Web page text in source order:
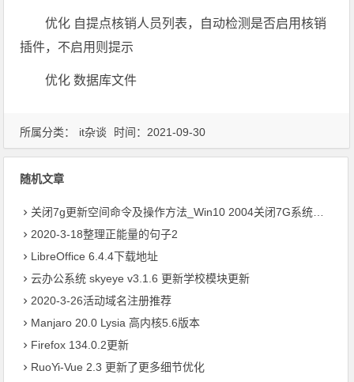
优化 自提点核销人员列表，自动检测是否启用核销
插件，不启用则提示
优化 数据库文件
所属分类： it杂谈 时间：2021-09-30
随机文章
关闭7g更新空间命令及操作方法_Win10 2004关闭7G系统保留空间
2020-3-18整理正能量的句子2
LibreOffice 6.4.4下载地址
云办公系统 skyeye v3.1.6 更新学校模块更新
2020-3-26活动域名注册推荐
Manjaro 20.0 Lysia 高内核5.6版本
Firefox 134.0.2更新
RuoYi-Vue 2.3 更新了更多细节优化